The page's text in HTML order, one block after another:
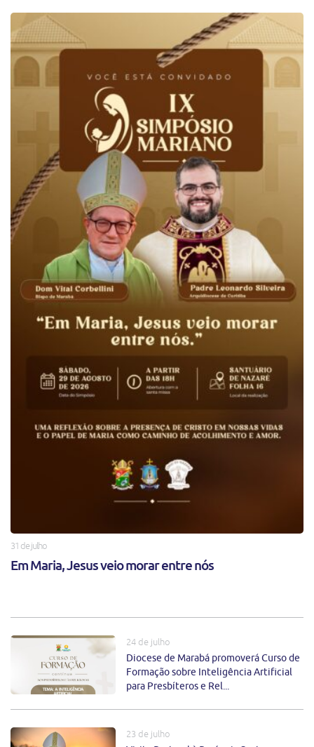
31 de julho
Em Maria, Jesus veio morar entre nós
24 de julho
Diocese de Marabá promoverá Curso de
Formação sobre Inteligência Artificial
para Presbíteros e Rel...
23 de julho